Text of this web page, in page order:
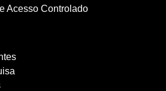
Acesso Controlado